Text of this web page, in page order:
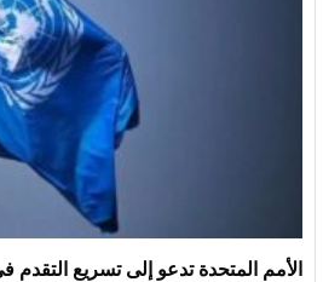
الأمم المتحدة تدعو إلى تسريع التقدم